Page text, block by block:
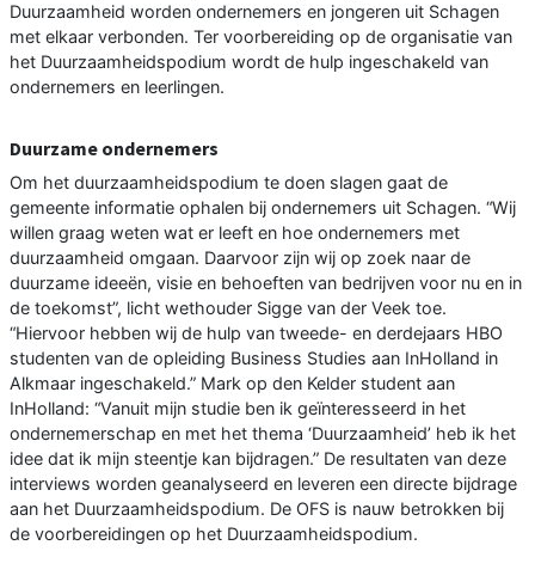
Duurzaamheid worden ondernemers en jongeren uit Schagen
met elkaar verbonden. Ter voorbereiding op de organisatie van
het Duurzaamheidspodium wordt de hulp ingeschakeld van
ondernemers en leerlingen.
Duurzame ondernemers
Om het duurzaamheidspodium te doen slagen gaat de
gemeente informatie ophalen bij ondernemers uit Schagen. “Wij
willen graag weten wat er leeft en hoe ondernemers met
duurzaamheid omgaan. Daarvoor zijn wij op zoek naar de
duurzame ideeën, visie en behoeften van bedrijven voor nu en in
de toekomst”, licht wethouder Sigge van der Veek toe.
“Hiervoor hebben wij de hulp van tweede- en derdejaars HBO
studenten van de opleiding Business Studies aan InHolland in
Alkmaar ingeschakeld.” Mark op den Kelder student aan
InHolland: “Vanuit mijn studie ben ik geïnteresseerd in het
ondernemerschap en met het thema ‘Duurzaamheid’ heb ik het
idee dat ik mijn steentje kan bijdragen.” De resultaten van deze
interviews worden geanalyseerd en leveren een directe bijdrage
aan het Duurzaamheidspodium. De OFS is nauw betrokken bij
de voorbereidingen op het Duurzaamheidspodium.